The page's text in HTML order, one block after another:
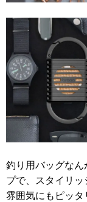
釣り用バッグなん
プで、スタイリ
雰囲気にもピッタ